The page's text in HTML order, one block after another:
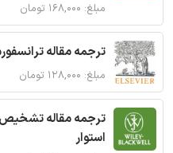
مبلغ: ۱۶۸,۰۰۰ تومان
ترجمه مقاله
مبلغ: ۱۲۸,۰۰۰ تومان
ترجمه مقاله تشخیص
استوار